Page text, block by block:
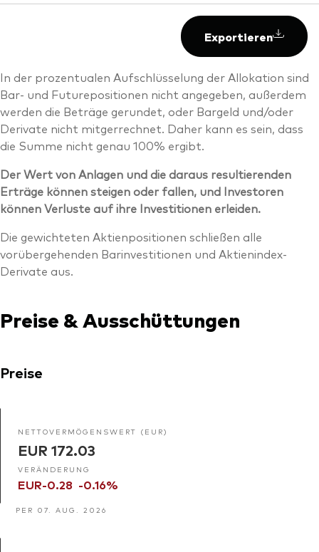
Exportieren
In der prozentualen Aufschlüsselung der Allokation sind
Bar- und Futurepositionen nicht angegeben, außerdem
werden die Beträge gerundet, oder Bargeld und/oder
Derivate nicht mitgerrechnet. Daher kann es sein, dass
die Summe nicht genau 100% ergibt.
Der Wert von Anlagen und die daraus resultierenden
Erträge können steigen oder fallen, und Investoren
können Verluste auf ihre Investitionen erleiden.
Die gewichteten Aktienpositionen schließen alle
vorübergehenden Barinvestitionen und Aktienindex-
Derivate aus.
Preise & Ausschüttungen
Preise
NETTOVERMÖGENSWERT (EUR)
EUR 172.03
VERÄNDERUNG
EUR-0.28 -0.16%
PER 07. AUG. 2026